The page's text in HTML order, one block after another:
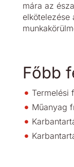
mára az
elkötelezése
Főbb
Termelési
Műanyag